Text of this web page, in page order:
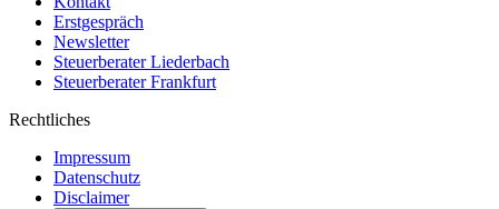
Erstgespräch
Newsletter
Steuerberater Liederbach
Steuerberater Frankfurt
Rechtliches
Impressum
Datenschutz
Disclaimer